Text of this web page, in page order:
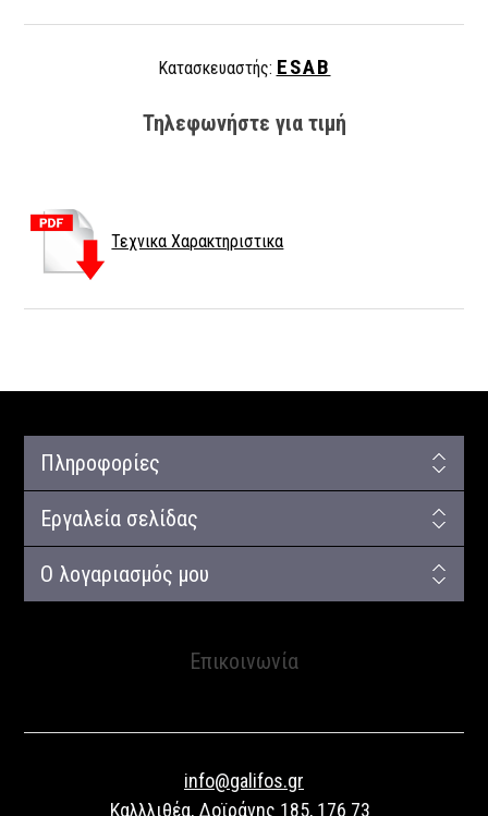
Κατασκευαστής: ESAB
Τηλεφωνήστε για τιμή
Τεχνικα Χαρακτηριστικα
Πληροφορίες
Εργαλεία σελίδας
Ο λογαριασμός μου
Επικοινωνία
info@galifos.gr
Καλλλιθέα, Δοϊράνης 185, 176 73